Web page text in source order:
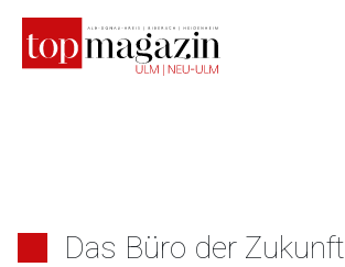
Inhalt
springen
Das Büro der Zukunft